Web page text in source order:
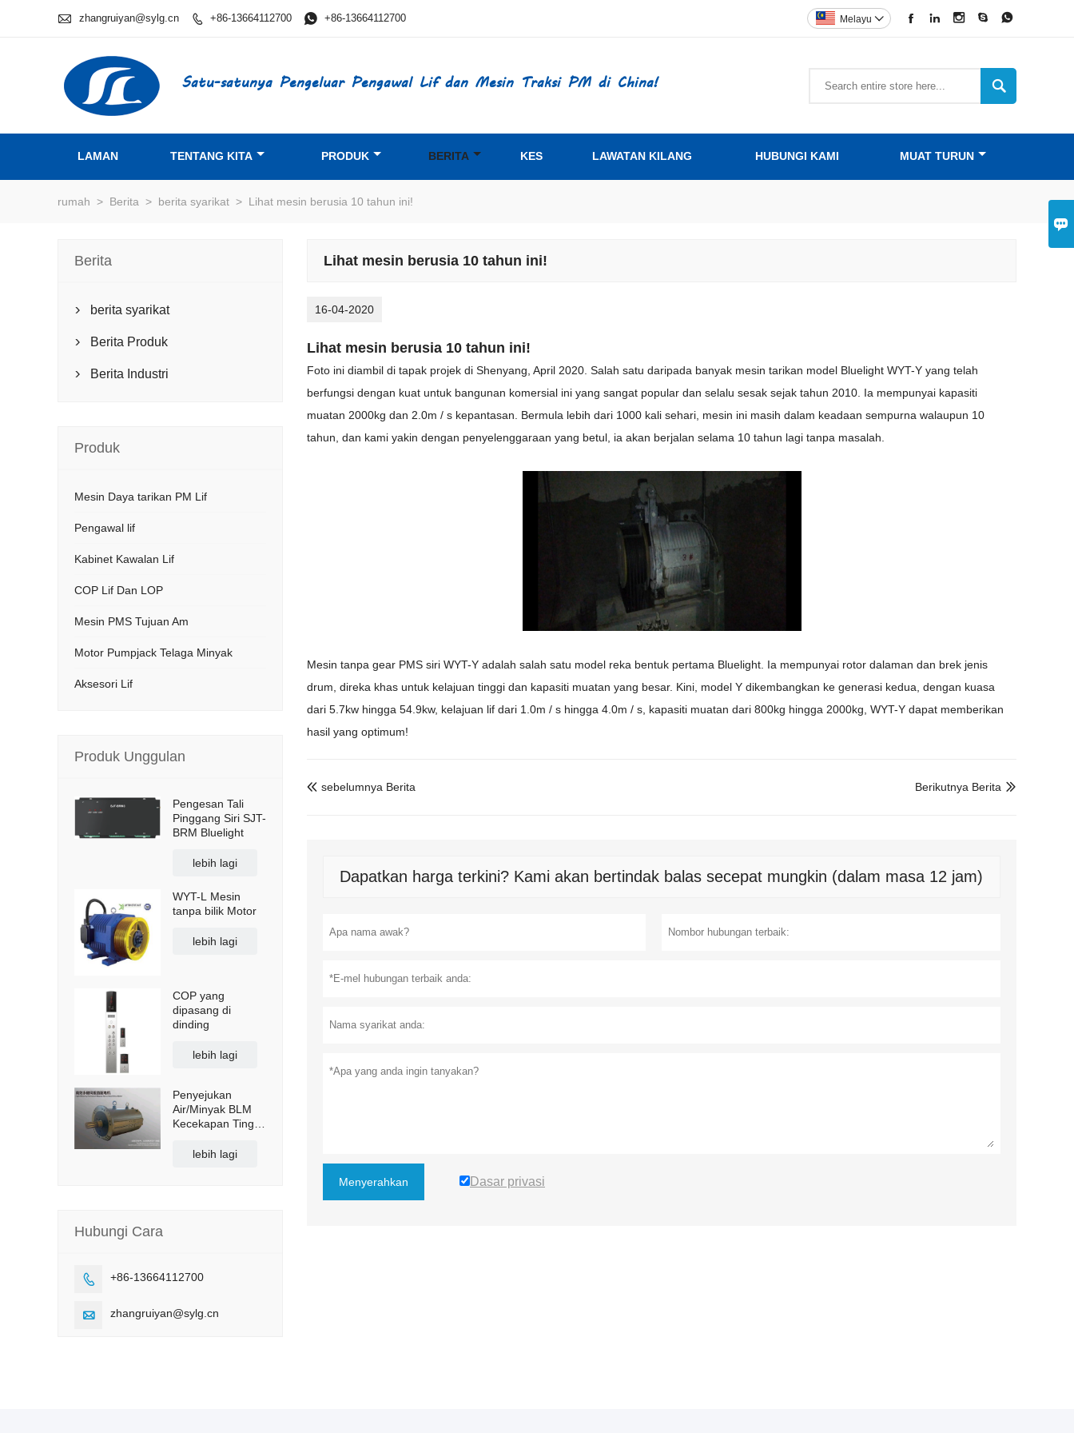

 zhangruiyan@sylg.cn  +86-13664112700  +86-13664112700     
Melayu 
Satu-satunya Pengeluar Pengawal Lif dan Mesin Traksi PM di China! 
LAMAN TENTANG KITA PRODUK BERITA KES LAWATAN KILANG HUBUNGI KAMI MUAT TURUN
rumah > Berita > berita syarikat > Lihat mesin berusia 10 tahun ini!
Lihat mesin berusia 10 tahun ini!
16-04-2020
Lihat mesin berusia 10 tahun ini!
Foto ini diambil di tapak projek di Shenyang, April 2020. Salah satu daripada banyak mesin tarikan model Bluelight WYT-Y yang telah
berfungsi dengan kuat untuk bangunan komersial ini yang sangat popular dan selalu sesak sejak tahun 2010. Ia mempunyai kapasiti
muatan 2000kg dan 2.0m / s kepantasan. Bermula lebih dari 1000 kali sehari, mesin ini masih dalam keadaan sempurna walaupun 10
tahun, dan kami yakin dengan penyelenggaraan yang betul, ia akan berjalan selama 10 tahun lagi tanpa masalah.
Mesin tanpa gear PMS siri WYT-Y adalah salah satu model reka bentuk pertama Bluelight. Ia mempunyai rotor dalaman dan brek jenis
drum, direka khas untuk kelajuan tinggi dan kapasiti muatan yang besar. Kini, model Y dikembangkan ke generasi kedua, dengan kuasa
dari 5.7kw hingga 54.9kw, kelajuan lif dari 1.0m / s hingga 4.0m / s, kapasiti muatan dari 800kg hingga 2000kg, WYT-Y dapat memberikan
hasil yang optimum!
 sebelumnya Berita 
Berikutnya Berita
Dapatkan harga terkini? Kami akan bertindak balas secepat mungkin (dalam masa 12 jam)
Menyerahkan Dasar privasi
Berita
 berita syarikat
 Berita Produk
 Berita Industri
Produk
Mesin Daya tarikan PM Lif
Pengawal lif
Kabinet Kawalan Lif
COP Lif Dan LOP
Mesin PMS Tujuan Am
Motor Pumpjack Telaga Minyak
Aksesori Lif
Produk Unggulan
Pengesan Tali
Pinggang Siri SJT-
BRM Bluelight
lebih lagi
WYT-L Mesin
tanpa bilik Motor
lebih lagi
COP yang
dipasang di
dinding
lebih lagi
Penyejukan
Air/Minyak BLM
Kecekapan Tinggi
Servo Motor
lebih lagi
Hubungi Cara
 +86-13664112700
 zhangruiyan@sylg.cn